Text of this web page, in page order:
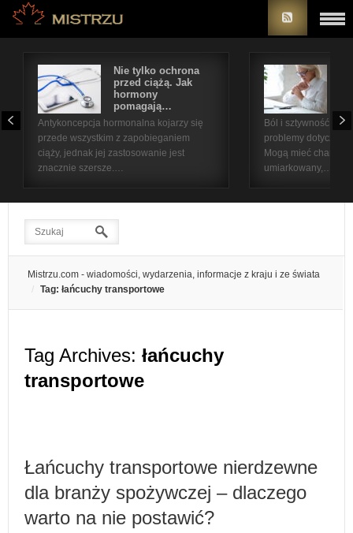
Nie tylko ochrona
przed ciążą. Jak
hormony
pomagają…
Antykoncepcja hormonalna kojarzy się
przede wszystkim z zapobieganiem
ciąży, jednak jej zastosowanie jest
znacznie szersze.…
Ból i sztywność
problemy
Mogą mieć
umiarkowany,…
Mistrzu.com - wiadomości, wydarzenia, informacje z kraju i ze świata
Tag: łańcuchy transportowe
Tag Archives: łańcuchy
transportowe
Łańcuchy transportowe nierdzewne
dla branży spożywczej – dlaczego
warto na nie postawić?